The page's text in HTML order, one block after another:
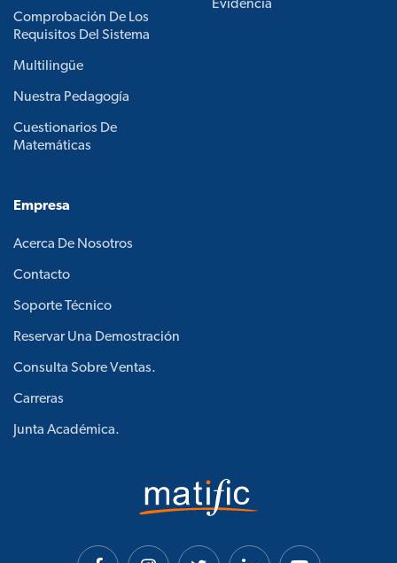
Comprobación De Los
Requisitos Del Sistema
Multilingüe
Nuestra Pedagogía
Cuestionarios De
Matemáticas
Evidencia
Empresa
Acerca De Nosotros
Contacto
Soporte Técnico
Reservar Una Demostración
Consulta Sobre Ventas.
Carreras
Junta Académica.